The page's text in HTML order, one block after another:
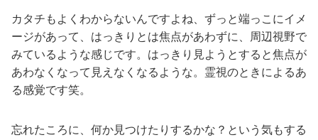
カタチもよくわからないんですよね、ずっと端っこにイメ
ージがあって、はっきりとは焦点があわずに、周辺視野で
みているような感じです。はっきり見ようとすると焦点が
あわなくなって見えなくなるような。霊視のときによるあ
る感覚です笑。
忘れたころに、何か見つけたりするかな？という気もする